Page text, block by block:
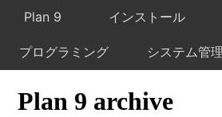
Plan 9 インストール
プログラミング システム管理
Plan 9 archive